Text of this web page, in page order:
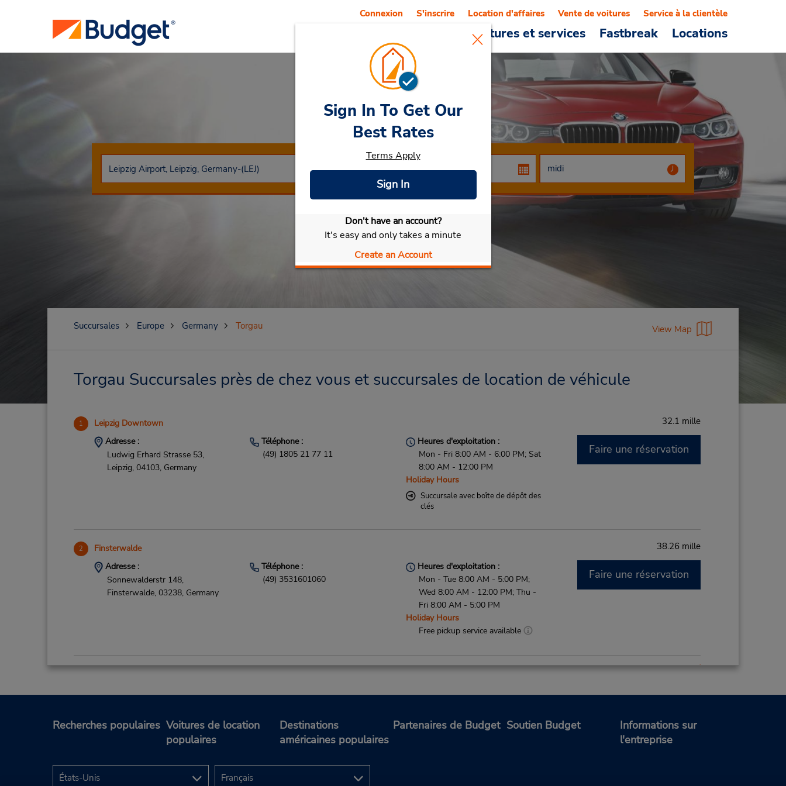
Voitures et services Fastbreak Locations
Connexion S'inscrire Location d'affaires Vente de voitures Service à la clientèle
Car RentalTorgau
Sélectionner ma voiture
Sign In To Get Our
Best Rates
Terms Apply
Sign In
Don't have an account?
It's easy and only takes a minute
Create an Account
Succursales Europe Germany Torgau View Map
Torgau Succursales près de chez vous et succursales de location de véhicule
1 Leipzig Downtown 32.1 mille
Adresse :
Ludwig Erhard Strasse 53,
Leipzig, 04103, Germany
Téléphone :
(49) 1805 21 77 11
Heures d'exploitation :
Mon - Fri 8:00 AM - 6:00 PM; Sat
8:00 AM - 12:00 PM
Holiday Hours
Succursale avec boîte de dépôt des
clés
Faire une réservation
2 Finsterwalde 38.26 mille
Adresse :
Sonnewalderstr 148,
Finsterwalde, 03238, Germany
Téléphone :
(49) 3531601060
Heures d'exploitation :
Mon - Tue 8:00 AM - 5:00 PM;
Wed 8:00 AM - 12:00 PM; Thu -
Fri 8:00 AM - 5:00 PM
Holiday Hours
Free pickup service available
Faire une réservation
39.33 mille
Adresse :
Terminalring,
Leipzig,
Germany
Téléphone :
Heures d'exploitation :
Holiday Hours
Si vous arrivez, le comptoir de
Recherches populaires Voitures de location
populaires
Destinations
américaines populaires
Partenaires de Budget Soutien Budget
Informations sur
l'entreprise